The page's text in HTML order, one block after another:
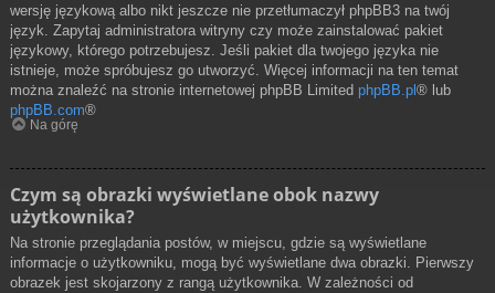
wersję językową albo nikt jeszcze nie przetłumaczył phpBB3 na twój
język. Zapytaj administratora witryny czy może zainstalować pakiet
językowy, którego potrzebujesz. Jeśli pakiet dla twojego języka nie
istnieje, może spróbujesz go utworzyć. Więcej informacji na ten temat
można znaleźć na stronie internetowej phpBB Limited phpBB.pl ® lub
phpBB.com®
Na górę
Czym są obrazki wyświetlane obok nazwy
użytkownika?
Na stronie przeglądania postów, w miejscu, gdzie są wyświetlane
informacje o użytkowniku, mogą być wyświetlane dwa obrazki. Pierwszy
obrazek jest skojarzony z rangą użytkownika. W zależności od